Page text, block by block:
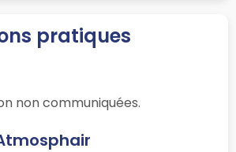
pratiques
non communiquées.